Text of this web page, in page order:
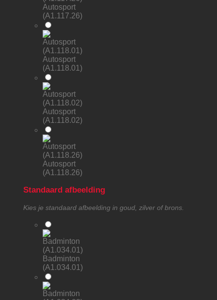
Autosport
(A1.117.26)
Autosport
(A1.118.01)
Autosport
(A1.118.02)
Autosport
(A1.118.26)
Standaard afbeelding
Kies je standaard afbeelding in goud, zilver of brons.
Badminton
(A1.034.01)